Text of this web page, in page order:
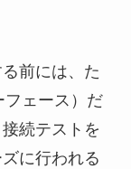
前には、た
フェース）だ
続テストを
に行われる